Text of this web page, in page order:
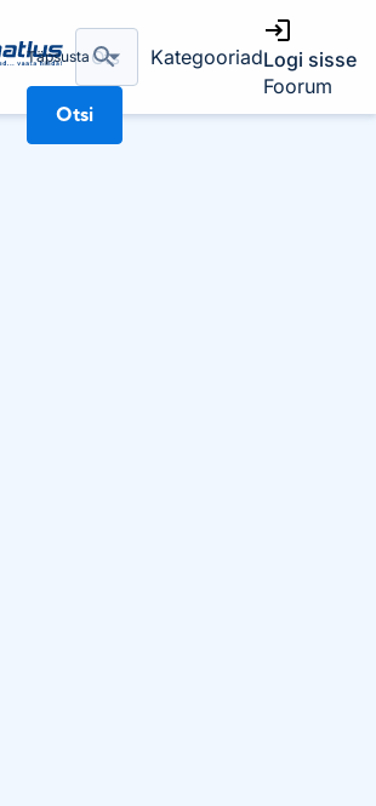
Täpsusta
Otsi
KategooriadLogi sisse
Foorum